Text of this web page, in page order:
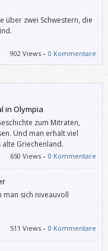
über zwei Schwestern, die
902 Views –0 Kommentare
in Olympia
zum Mitraten,
Und man erhält viel
Griechenland.
650 Views –0 Kommentare
sich niveauvoll
511 Views –0 Kommentare